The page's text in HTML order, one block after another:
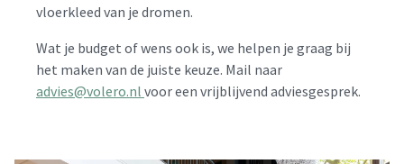
vloerkleed van je dromen.
Wat je budget of wens ook is, we helpen je graag bij
het maken van de juiste keuze. Mail naar
advies@volero.nl voor een vrijblijvend adviesgesprek.